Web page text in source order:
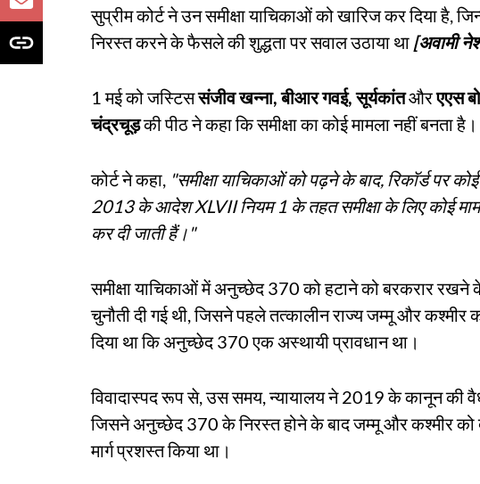
सुप्रीम कोर्ट ने उन समीक्षा याचिकाओं को खारिज कर दिया है,
निरस्त करने के फैसले की शुद्धता पर सवाल उठाया था [अवामी
1 मई को जस्टिससंजीव खन्ना, बीआर गवई, सूर्यकांतऔरएएस
चंद्रचूड़की पीठ ने कहा कि समीक्षा का कोई मामला नहीं बनता है।
कोर्ट ने कहा, "समीक्षा याचिकाओं को पढ़ने के बाद, रिकॉर्ड पर
2013 के आदेश XLVII नियम 1 के तहत समीक्षा के लिए कोई
कर दी जाती हैं।"
समीक्षा याचिकाओं में अनुच्छेद 370 को हटाने को बरकरार
चुनौती दी गई थी, जिसने पहले तत्कालीन राज्य जम्मू और कश्मीर
दिया था कि अनुच्छेद 370 एक अस्थायी प्रावधान था।
विवादास्पद रूप से, उस समय, न्यायालय ने 2019 के कानून की
जिसने अनुच्छेद 370 के निरस्त होने के बाद जम्मू और कश्मीर को
मार्ग प्रशस्त किया था।